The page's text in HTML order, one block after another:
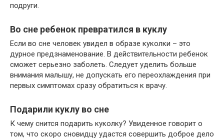
подруги.
Во сне ребенок превратился в куклу
Если во сне человек увидел в образе куколки – это
дурное предзнаменование. В действительности ребенок
сможет серьезно заболеть. Следует уделить больше
внимания малышу, не допускать его переохлаждения при
первых симптомах сразу обратиться к врачу.
Подарили куклу во сне
К чему снится подарить куколку? Увиденное говорит о
том, что скоро сновидцу удастся совершить доброе дело